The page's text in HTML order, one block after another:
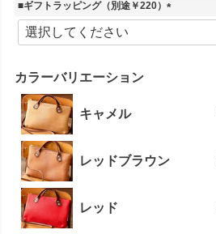
)
■ギフトラッピング（別途￥220）
(
カラーバリエーション
キャメル
レッドブラウン
レッド